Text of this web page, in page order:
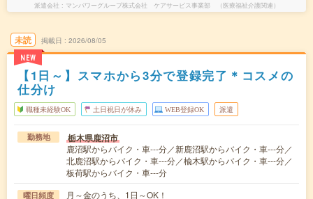
派遣会社 マンパワーグループ株式会社 ケアサービス事業部 （医療福祉介護関連）
未読
NEW
掲載日 2026/08/05
【1日～】スマホから3分で登録完了＊コスメの
仕分け
職種未経験OK 土日祝日が休み WEB登録OK 派遣
勤務地 栃木県鹿沼市
鹿沼駅からバイク・車---分／新鹿沼駅からバイク・車---分／
北鹿沼駅からバイク・車---分／楡木駅からバイク・車---分／
板荷駅からバイク・車---分
曜日頻度 月～金のうち、1日～OK！